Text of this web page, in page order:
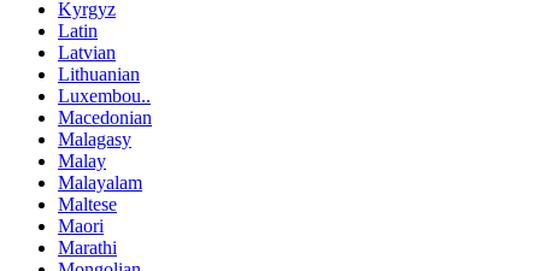
Kyrgyz
Latin
Latvian
Lithuanian
Luxembou..
Macedonian
Malagasy
Malay
Malayalam
Maltese
Maori
Marathi